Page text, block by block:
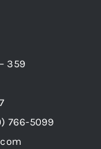
359
766-5099